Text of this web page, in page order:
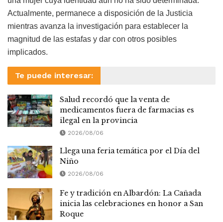
Actualmente, permanece a disposición de la Justicia
mientras avanza la investigación para establecer la
magnitud de las estafas y dar con otros posibles
implicados.
Te puede interesar:
Salud recordó que la venta de
medicamentos fuera de farmacias es
ilegal en la provincia
2026/08/06
Llega una feria temática por el Día del
Niño
2026/08/06
Fe y tradición en Albardón: La Cañada
inicia las celebraciones en honor a San
Roque